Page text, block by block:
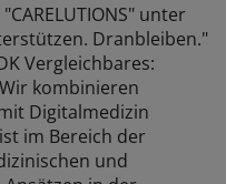
unter
Dranbleiben."
Vergleichbares:
kombinieren
Digitalmedizin
im Bereich der
und